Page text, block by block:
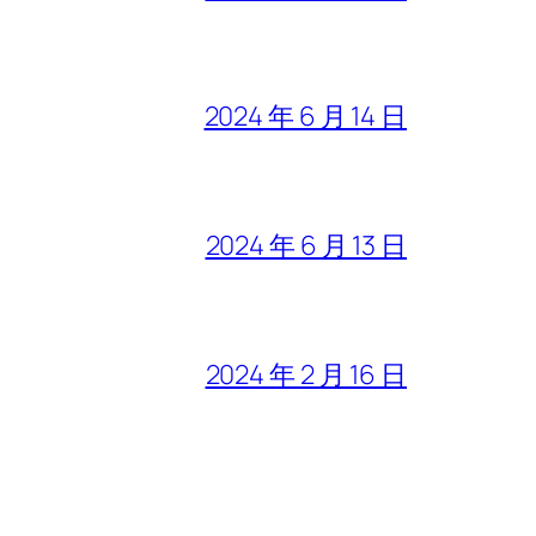
2024 年 6 月 14 日
2024 年 6 月 13 日
2024 年 2 月 16 日